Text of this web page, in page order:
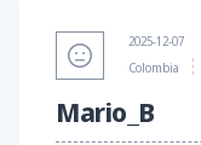
2025-12-07
Colombia
Mario_B